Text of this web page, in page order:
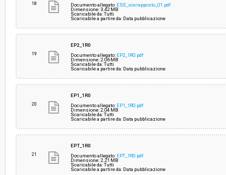
18
Documento allegato: ESE_sovrapposto_01.pdf
Dimensione: 3.42 MB
Scaricabile da: Tutti
Scaricabile a partire da: Data pubblicazione
19
EP2_1R0
Documento allegato: EP2_1R0.pdf
Dimensione: 2.06 MB
Scaricabile da: Tutti
Scaricabile a partire da: Data pubblicazione
20
EP1_1R0
Documento allegato: EP1_1R0.pdf
Dimensione: 2.04 MB
Scaricabile da: Tutti
Scaricabile a partire da: Data pubblicazione
21
EPT_1R0
Documento allegato: EPT_1R0.pdf
Dimensione: 2.21 MB
Scaricabile da: Tutti
Scaricabile a partire da: Data pubblicazione